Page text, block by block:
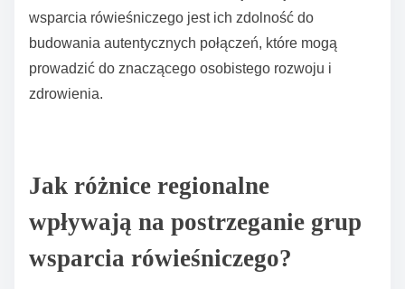
Grupy wsparcia rówieśniczego mają liczne unikalne
historie sukcesu, które podkreślają ich
transformacyjny wpływ na jednostki. Jednym z
zauważalnych przykładów jest grupa dla weteranów
Inną historią sukcesu jest sieć wsparcia dla rodziców
dzieci z niepełnosprawnościami, która sprzyja
poczuciu wspólnoty i wspólnej odporności. Te grupy
często tworzą trwałe przyjaźnie i zapewniają